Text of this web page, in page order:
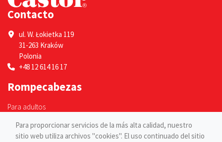
Contacto
ul. W. Łokietka 119
31-263 Kraków
Polonia
+48 12 614 16 17
Rompecabezas
Para adultos
Páginas
Para proporcionar servicios de la más alta calidad, nuestro
sitio web utiliza archivos "cookies". El uso continuado del sitio